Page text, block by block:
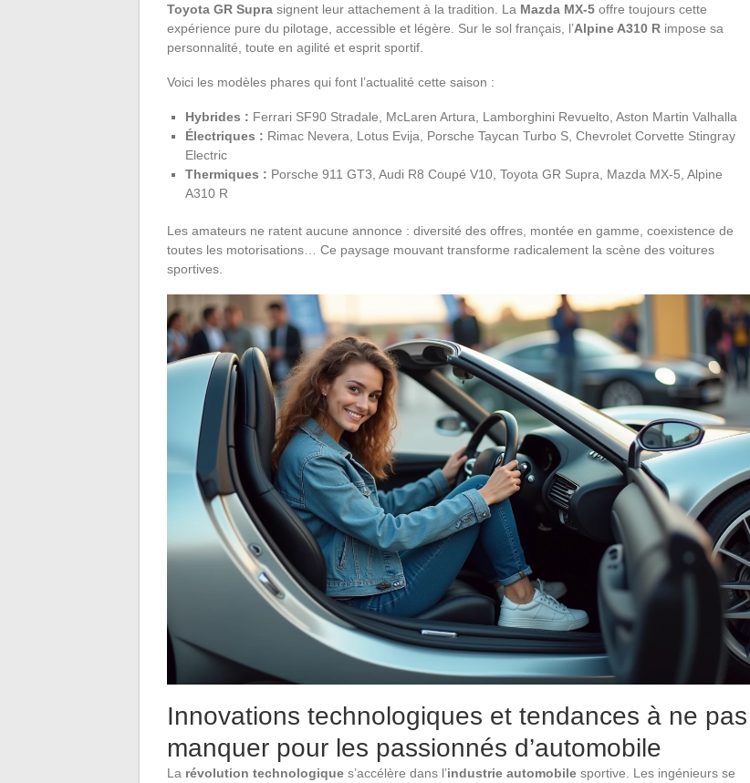
Toyota GR Supra signent leur attachement à la tradition. La Mazda MX-5 offre toujours cette
expérience pure du pilotage, accessible et légère. Sur le sol français, l’Alpine A310 R impose sa
personnalité, toute en agilité et esprit sportif.
Voici les modèles phares qui font l’actualité cette saison :
Hybrides : Ferrari SF90 Stradale, McLaren Artura, Lamborghini Revuelto, Aston Martin Valhalla
Électriques : Rimac Nevera, Lotus Evija, Porsche Taycan Turbo S, Chevrolet Corvette Stingray
Electric
Thermiques : Porsche 911 GT3, Audi R8 Coupé V10, Toyota GR Supra, Mazda MX-5, Alpine
A310 R
Les amateurs ne ratent aucune annonce : diversité des offres, montée en gamme, coexistence de
toutes les motorisations… Ce paysage mouvant transforme radicalement la scène des voitures
sportives.
Innovations technologiques et tendances à ne pas
manquer pour les passionnés d’automobile
La révolution technologique s’accélère dans l’industrie automobile sportive. Les ingénieurs se